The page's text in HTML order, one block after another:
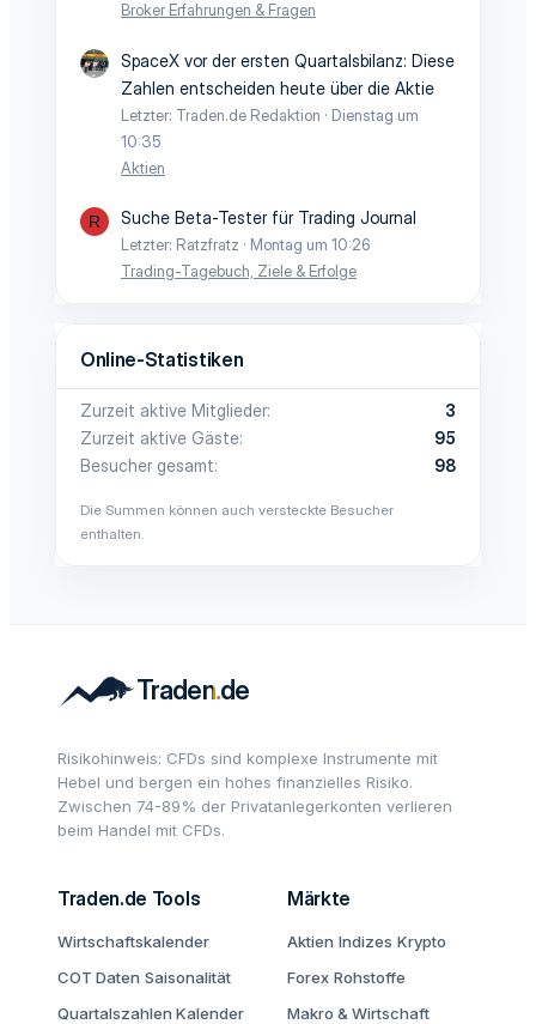
Broker Erfahrungen & Fragen
SpaceX vor der ersten Quartalsbilanz: Diese
Zahlen entscheiden heute über die Aktie
Letzter: Traden.de Redaktion
Dienstag um
10:35
Aktien
R Suche Beta-Tester für Trading Journal
Letzter: Ratzfratz
Montag um 10:26
Trading-Tagebuch, Ziele & Erfolge
Online-Statistiken
Zurzeit aktive Mitglieder
3
Zurzeit aktive Gäste
95
Besucher gesamt
98
Die Summen können auch versteckte Besucher
enthalten.
Risikohinweis: CFDs sind komplexe Instrumente mit
Hebel und bergen ein hohes finanzielles Risiko.
Zwischen 74-89% der Privatanlegerkonten verlieren
beim Handel mit CFDs.
Traden.de Tools
Wirtschaftskalender
COT Daten Saisonalität
Quartalszahlen Kalender
Märkte
Aktien Indizes Krypto
Forex Rohstoffe
Makro & Wirtschaft